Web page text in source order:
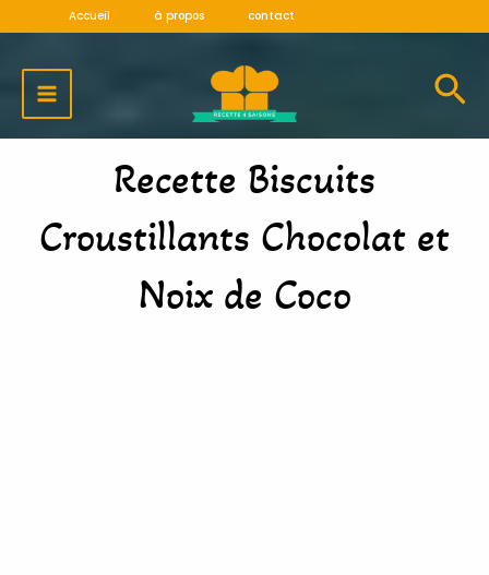
contenu
Accueil à propos contact
MENU
Recette Biscuits
Croustillants Chocolat et
Noix de Coco